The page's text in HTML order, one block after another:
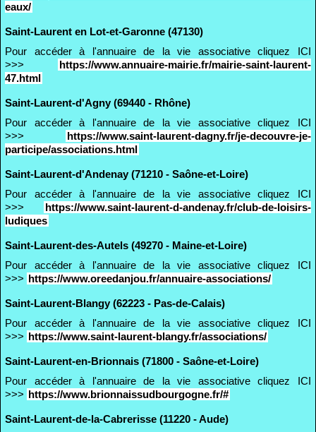
eaux/
Saint-Laurent en Lot-et-Garonne (47130)
Pour accéder à l'annuaire de la vie associative cliquez ICI
>>>
https://www.annuaire-mairie.fr/mairie-saint-laurent-
47.html
Saint-Laurent-d'Agny (69440 - Rhône)
Pour accéder à l'annuaire de la vie associative cliquez ICI
>>>
https://www.saint-laurent-dagny.fr/je-decouvre-je-
participe/associations.html
Saint-Laurent-d'Andenay (71210 - Saône-et-Loire)
Pour accéder à l'annuaire de la vie associative cliquez ICI
>>>
https://www.saint-laurent-d-andenay.fr/club-de-loisirs-
ludiques
Saint-Laurent-des-Autels (49270 - Maine-et-Loire)
Pour accéder à l'annuaire de la vie associative cliquez ICI
>>> https://www.oreedanjou.fr/annuaire-associations/
Saint-Laurent-Blangy (62223 - Pas-de-Calais)
Pour accéder à l'annuaire de la vie associative cliquez ICI
>>> https://www.saint-laurent-blangy.fr/associations/
Saint-Laurent-en-Brionnais (71800 - Saône-et-Loire)
Pour accéder à l'annuaire de la vie associative cliquez ICI
>>> https://www.brionnaissudbourgogne.fr/#
Saint-Laurent-de-la-Cabrerisse (11220 - Aude)